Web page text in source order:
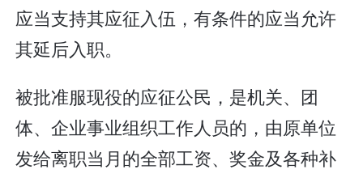
应当支持其应征入伍，有条件的应当允许
其延后入职。
被批准服现役的应征公民，是机关、团
体、企业事业组织工作人员的，由原单位
发给离职当月的全部工资、奖金及各种补